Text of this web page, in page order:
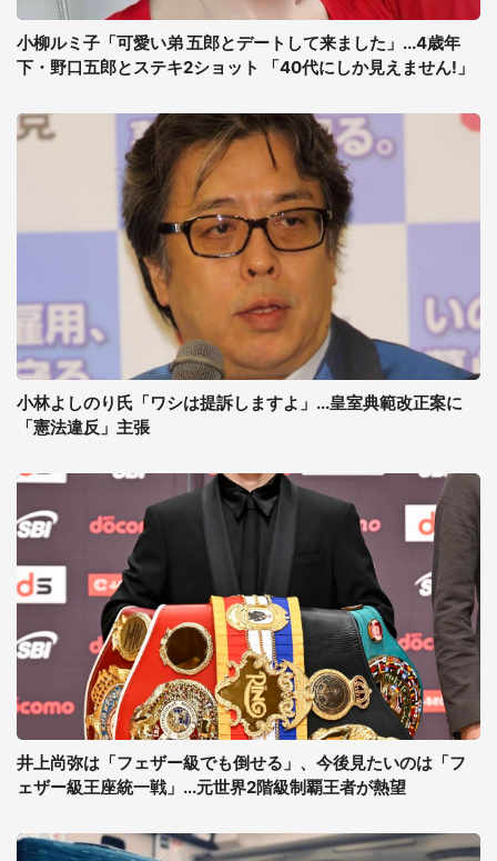
小柳ルミ子「可愛い弟 五郎とデートして来ました」...4歳年
下・野口五郎とステキ2ショット 「40代にしか見えません!」
小林よしのり氏「ワシは提訴しますよ」...皇室典範改正案に
「憲法違反」主張
井上尚弥は「フェザー級でも倒せる」、今後見たいのは「フ
ェザー級王座統一戦」...元世界2階級制覇王者が熱望